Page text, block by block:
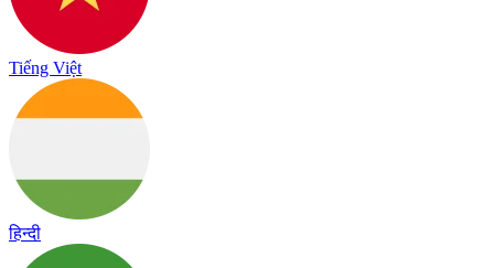
Tiếng Việt
हिन्दी